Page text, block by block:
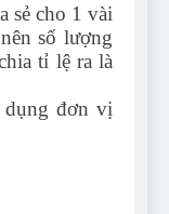
sẻ cho 1 vài
số lượng
tỉ lệ ra là
dụng đơn vị